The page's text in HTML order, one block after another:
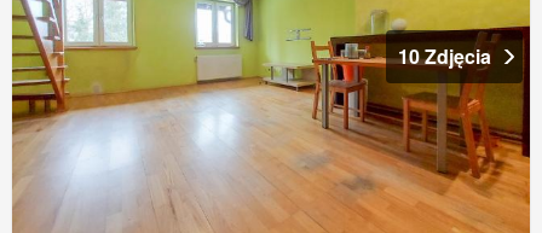
10 Zdjęcia